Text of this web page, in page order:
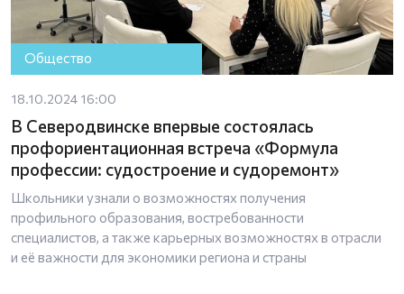
Общество
18.10.2024 16:00
В Северодвинске впервые состоялась
профориентационная встреча «Формула
профессии: судостроение и судоремонт»
Школьники узнали о возможностях получения
профильного образования, востребованности
специалистов, а также карьерных возможностях в отрасли
и её важности для экономики региона и страны